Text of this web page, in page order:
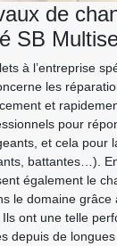
de
SB
à l’entreprise
les
et
pour
et cela pour
battantes…).
également le
le domaine grâce
ont une telle
depuis de